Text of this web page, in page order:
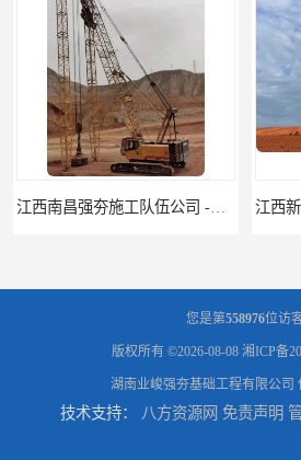
您是第558976位访
版权所有 ©2026-08-08 湘ICP备
湖南业峻强夯基础工程有限公司
技术支持： 八方资源网 免责声明